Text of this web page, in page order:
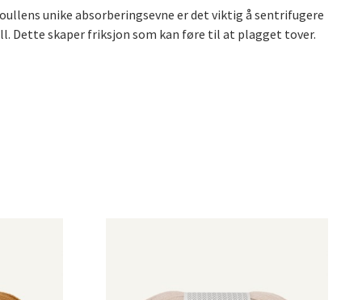
unike absorberingsevne er det viktig å sentrifugere
Dette skaper friksjon som kan føre til at plagget tover.